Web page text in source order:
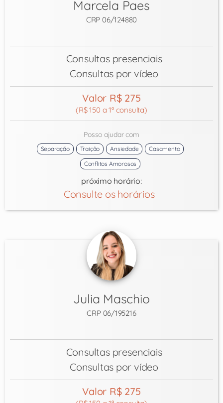
Marcela Paes
CRP 06/124880
Consultas presenciais
Consultas por vídeo
Valor R$ 275
(R$ 150 a 1ª consulta)
Posso ajudar com
Separação Traição Ansiedade
Casamento
Conflitos Amorosos
próximo horário:
Consulte os horários
Julia Maschio
CRP 06/195216
Consultas presenciais
Consultas por vídeo
Valor R$ 275